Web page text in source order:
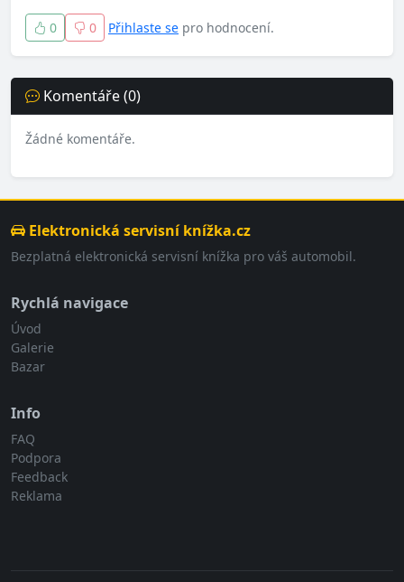
0 0 Přihlaste se pro hodnocení.
Komentáře (0)
Žádné komentáře.
Elektronická servisní knížka.cz
Bezplatná elektronická servisní knížka pro váš automobil.
Rychlá navigace
Úvod
Galerie
Bazar
Info
FAQ
Podpora
Feedback
Reklama